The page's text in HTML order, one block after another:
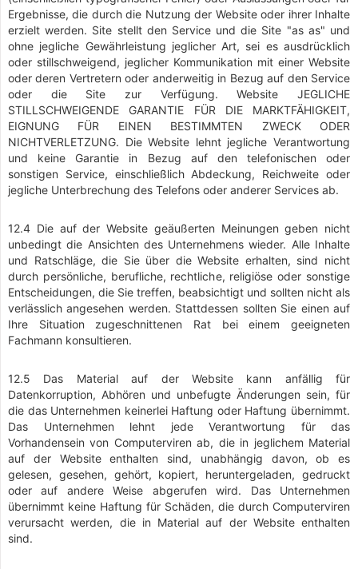
Ergebnisse, die durch die Nutzung der Website oder ihrer Inhalte
erzielt werden. Site stellt den Service und die Site "as as" und
ohne jegliche Gewährleistung jeglicher Art, sei es ausdrücklich
oder stillschweigend, jeglicher Kommunikation mit einer Website
oder deren Vertretern oder anderweitig in Bezug auf den Service
oder die Site zur Verfügung. Website JEGLICHE
STILLSCHWEIGENDE GARANTIE FÜR DIE MARKTFÄHIGKEIT,
EIGNUNG FÜR EINEN BESTIMMTEN ZWECK ODER
NICHTVERLETZUNG. Die Website lehnt jegliche Verantwortung
und keine Garantie in Bezug auf den telefonischen oder
sonstigen Service, einschließlich Abdeckung, Reichweite oder
jegliche Unterbrechung des Telefons oder anderer Services ab.
12.4 Die auf der Website geäußerten Meinungen geben nicht
unbedingt die Ansichten des Unternehmens wieder. Alle Inhalte
und Ratschläge, die Sie über die Website erhalten, sind nicht
durch persönliche, berufliche, rechtliche, religiöse oder sonstige
Entscheidungen, die Sie treffen, beabsichtigt und sollten nicht als
verlässlich angesehen werden. Stattdessen sollten Sie einen auf
Ihre Situation zugeschnittenen Rat bei einem geeigneten
Fachmann konsultieren.
12.5 Das Material auf der Website kann anfällig für
Datenkorruption, Abhören und unbefugte Änderungen sein, für
die das Unternehmen keinerlei Haftung oder Haftung übernimmt.
Das Unternehmen lehnt jede Verantwortung für das
Vorhandensein von Computerviren ab, die in jeglichem Material
auf der Website enthalten sind, unabhängig davon, ob es
gelesen, gesehen, gehört, kopiert, heruntergeladen, gedruckt
oder auf andere Weise abgerufen wird. Das Unternehmen
übernimmt keine Haftung für Schäden, die durch Computerviren
verursacht werden, die in Material auf der Website enthalten
sind.